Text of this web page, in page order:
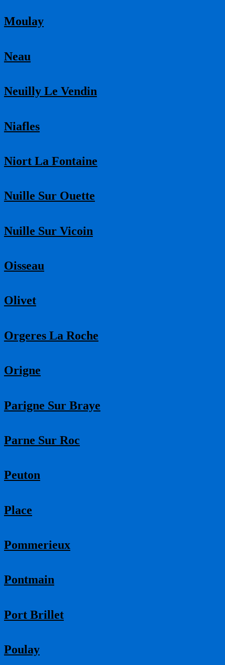
Moulay
Neau
Neuilly Le Vendin
Niafles
Niort La Fontaine
Nuille Sur Ouette
Nuille Sur Vicoin
Oisseau
Olivet
Orgeres La Roche
Origne
Parigne Sur Braye
Parne Sur Roc
Peuton
Place
Pommerieux
Pontmain
Port Brillet
Poulay